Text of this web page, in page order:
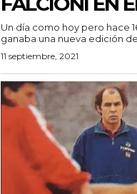
Un día como hoy pero hace
ganaba una nueva edición
11 septiembre, 2021